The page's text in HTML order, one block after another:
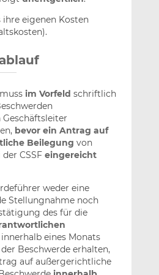
ihre eigenen Kosten
im Vorfeld schriftlich
bevor ein Antrag auf
Beilegung von
CSSF eingereicht
weder eine
Stellungnahme noch
des für die
eines Monats
Beschwerde erhalten,
auf außergerichtliche